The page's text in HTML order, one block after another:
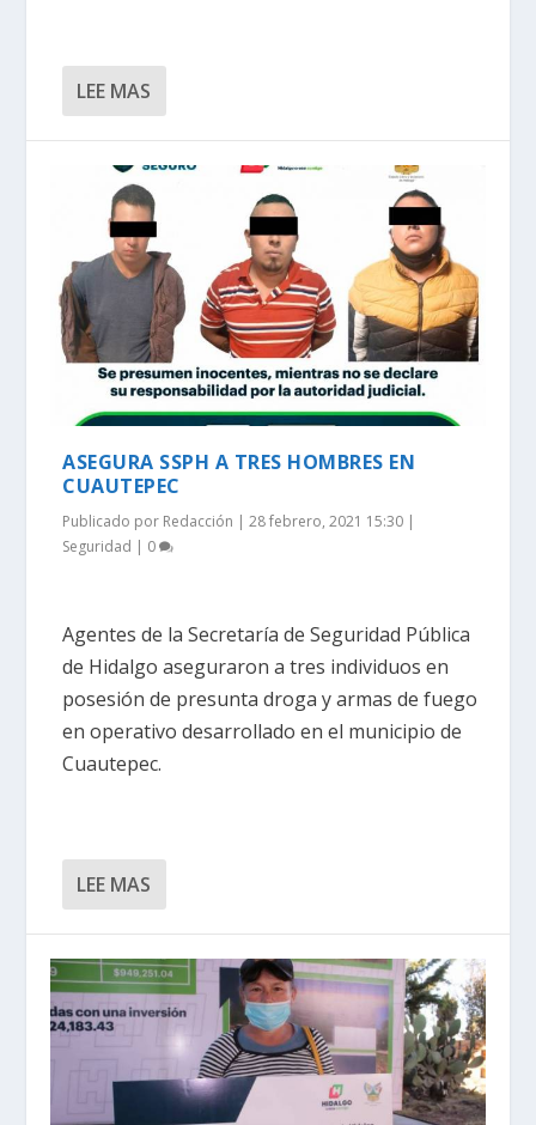
LEE MAS
ASEGURA SSPH A TRES HOMBRES EN
CUAUTEPEC
Publicado por Redacción |28 febrero, 2021 15:30 |
Seguridad | 0
Agentes de la Secretaría de Seguridad Pública
de Hidalgo aseguraron a tres individuos en
posesión de presunta droga y armas de fuego
en operativo desarrollado en el municipio de
Cuautepec.
LEE MAS